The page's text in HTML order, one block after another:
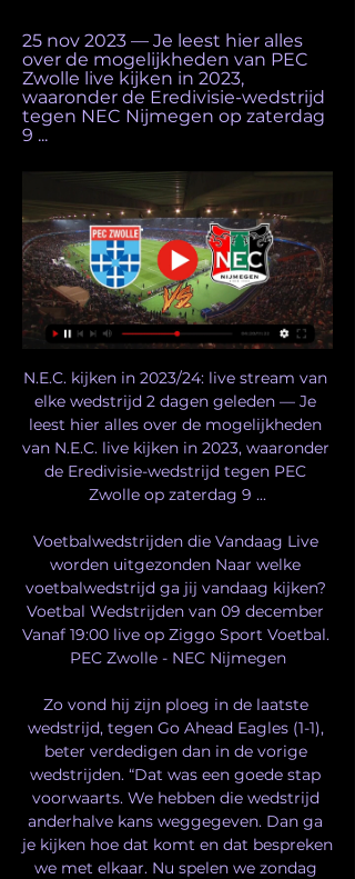
25 nov 2023 — Je leest hier alles
over de mogelijkheden van PEC
Zwolle live kijken in 2023,
waaronder de Eredivisie-wedstrijd
tegen NEC Nijmegen op zaterdag
9 ...
N.E.C. kijken in 2023/24: live stream van
elke wedstrijd 2 dagen geleden — Je
leest hier alles over de mogelijkheden
van N.E.C. live kijken in 2023, waaronder
de Eredivisie-wedstrijd tegen PEC
Zwolle op zaterdag 9 ...
Voetbalwedstrijden die Vandaag Live
worden uitgezonden Naar welke
voetbalwedstrijd ga jij vandaag kijken?
Voetbal Wedstrijden van 09 december
Vanaf 19:00 live op Ziggo Sport Voetbal.
PEC Zwolle - NEC Nijmegen
Zo vond hij zijn ploeg in de laatste
wedstrijd, tegen Go Ahead Eagles (1-1),
beter verdedigen dan in de vorige
wedstrijden. “Dat was een goede stap
voorwaarts. We hebben die wedstrijd
anderhalve kans weggegeven. Dan ga
je kijken hoe dat komt en dat bespreken
we met elkaar. Nu spelen we zondag